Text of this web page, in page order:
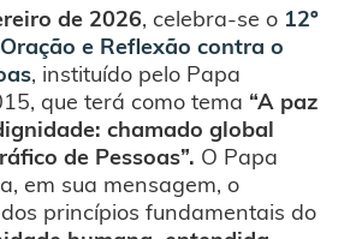
de 2026, celebra-se o 12º
e Reflexão contra o
, instituído pelo Papa
que terá como tema “A paz
chamado global
de Pessoas”. O Papa
em sua mensagem, o
princípios fundamentais do